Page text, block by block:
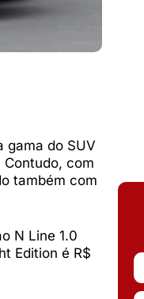
gama do SUV
com
também com
N Line 1.0
Edition é R$